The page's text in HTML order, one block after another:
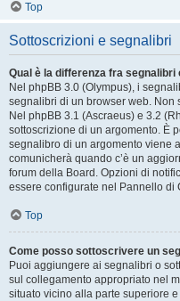
Top
Sottoscrizioni e segnalibri
Qual è la differenza fra
Nel phpBB 3.0 (Olympus), i
segnalibri di un browser web. Non
Nel phpBB 3.1 (Ascraeus) e 3.2
sottoscrizione di un argomento. È
segnalibro di un argomento viene
comunicherà quando c’è un
forum della Board. Opzioni di
essere configurate nel Pannello di
Top
Come posso sottoscrivere un
Puoi aggiungere ai segnalibri o
sul collegamento appropriato nel
situato vicino alla parte superiore